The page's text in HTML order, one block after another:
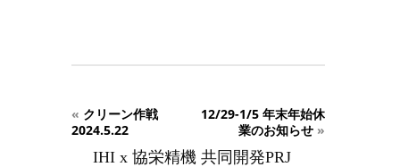
« クリーン作戦
2024.5.22
12/29-1/5 年末年始休
業のお知らせ »
IHI x 協栄精機 共同開発PRJ